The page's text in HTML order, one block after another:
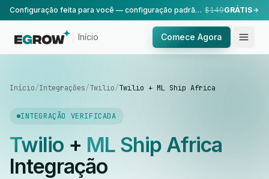
Configuração feita para você — configuração padrão, realizada pela nossa equipe. $149GRÁTIS
Início Comece Agora
Início/Integrações/Twilio/Twilio + ML Ship Africa
INTEGRAÇÃO VERIFICADA
Twilio+ ML Ship Africa
Integração